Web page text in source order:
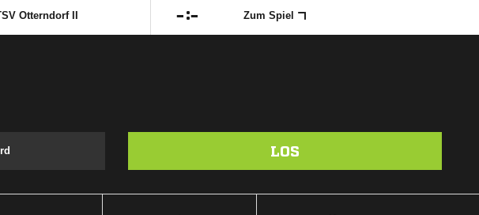
Otterndorf II : Zum Spiel
LOS